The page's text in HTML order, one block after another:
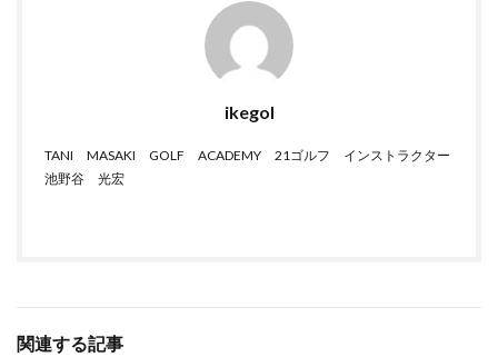
ikegol
TANI MASAKI GOLF ACADEMY 21ゴルフ インストラクター
池野谷 光宏
関連する記事